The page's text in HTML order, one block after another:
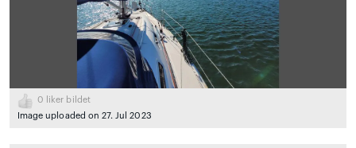
0 liker bildet
Image uploaded on 27. Jul 2023